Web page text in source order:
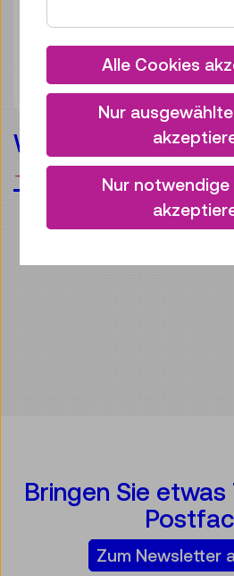
Wissenschaft im
Bringen Sie etwas
Zum Newsletter
Alle Cookies
Nur
Nur notwendige